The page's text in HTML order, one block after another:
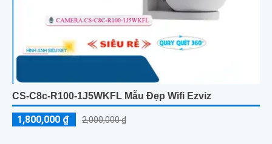
CS-C8c-R100-1J5WKFL Mẫu Đẹp Wifi Ezviz
1,800,000 ₫ 2,000,000 ₫